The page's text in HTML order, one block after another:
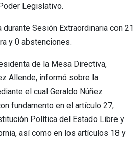
Legislativo.
Sesión Extraordinaria con 21
y 0 abstenciones.
de la Mesa Directiva,
Allende, informó sobre la
el cual Geraldo Núñez
fundamento en el artículo 27,
Política del Estado Libre y
así como en los artículos 18 y